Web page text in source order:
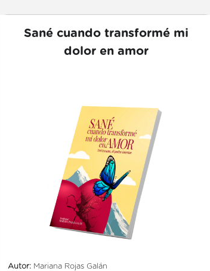
Sané cuando transformé mi
dolor en amor
Autor: Mariana Rojas Galán